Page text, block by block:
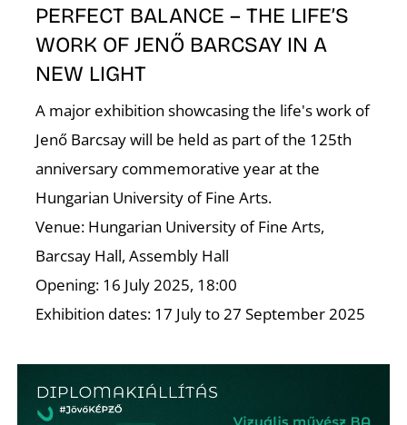
PERFECT BALANCE – THE LIFE’S
WORK OF JENŐ BARCSAY IN A
NEW LIGHT
A major exhibition showcasing the life's work of
Jenő Barcsay will be held as part of the 125th
anniversary commemorative year at the
Hungarian University of Fine Arts.
Venue: Hungarian University of Fine Arts,
Barcsay Hall, Assembly Hall
Opening: 16 July 2025, 18:00
Exhibition dates: 17 July to 27 September 2025